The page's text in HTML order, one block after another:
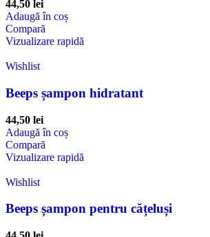
44,50 lei
Adaugă în coș
Compară
Vizualizare rapidă
Wishlist
Beeps șampon hidratant
44,50 lei
Adaugă în coș
Compară
Vizualizare rapidă
Wishlist
Beeps șampon pentru cățeluși